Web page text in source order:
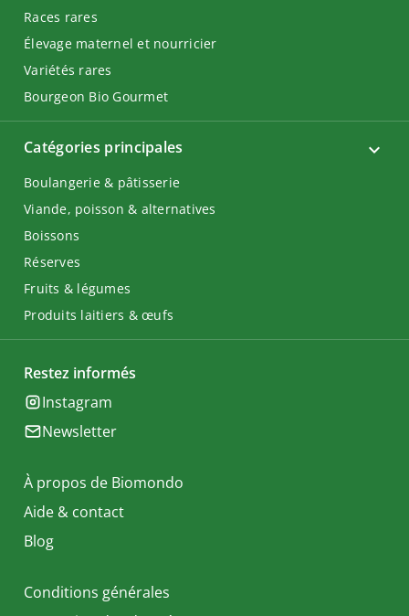
Catégories principales
Boulangerie & pâtisserie
Viande, poisson & alternatives
Boissons
Réserves
Fruits & légumes
Produits laitiers & œufs
Races rares
Élevage maternel et nourricier
Variétés rares
Bourgeon Bio Gourmet
Restez informés
Instagram
Newsletter
À propos de Biomondo
Aide & contact
Blog
Conditions générales